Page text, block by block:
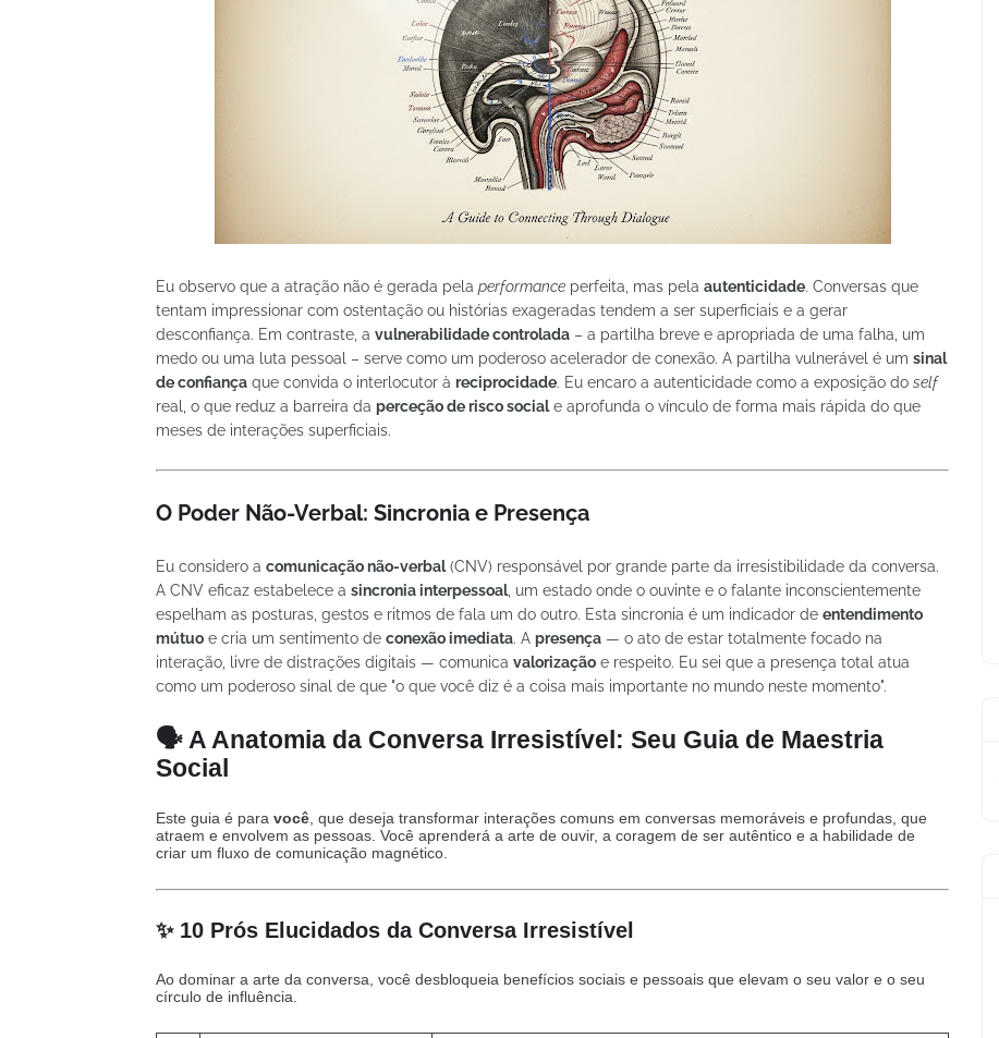
Eu observo que a atração não é gerada pela performance perfeita, mas pela autenticidade. Conversas que
tentam impressionar com ostentação ou histórias exageradas tendem a ser superficiais e a gerar
desconfiança. Em contraste, a vulnerabilidade controlada – a partilha breve e apropriada de uma falha, um
medo ou uma luta pessoal – serve como um poderoso acelerador de conexão. A partilha vulnerável é um sinal
de confiança que convida o interlocutor à reciprocidade. Eu encaro a autenticidade como a exposição do self
real, o que reduz a barreira da perceção de risco sociale aprofunda o vínculo de forma mais rápida do que
meses de interações superficiais.
O Poder Não-Verbal: Sincronia e Presença
Eu considero a comunicação não-verbal(CNV) responsável por grande parte da irresistibilidade da conversa.
A CNV eficaz estabelece a sincronia interpessoal, um estado onde o ouvinte e o falante inconscientemente
espelham as posturas, gestos e ritmos de fala um do outro. Esta sincronia é um indicador de entendimento
mútuo e cria um sentimento de conexão imediata. A presença — o ato de estar totalmente focado na
interação, livre de distrações digitais — comunica valorização e respeito. Eu sei que a presença total atua
como um poderoso sinal de que "o que você diz é a coisa mais importante no mundo neste momento".
🗣️ A Anatomia da Conversa Irresistível: Seu Guia de Maestria
Social
Este guia é para você , que deseja transformar interações comuns em conversas memoráveis e profundas, que
atraem e envolvem as pessoas. Você aprenderá a arte de ouvir, a coragem de ser autêntico e a habilidade de
criar um fluxo de comunicação magnético.
✨ 10 Prós Elucidados da Conversa Irresistível
Ao dominar a arte da conversa, você desbloqueia benefícios sociais e pessoais que elevam o seu valor e o seu
círculo de influência.